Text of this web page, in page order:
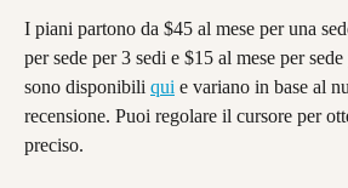
I piani partono da $45 al mese per una
per sede per 3 sedi e $15 al mese per
sono disponibili qui e variano in base al
recensione. Puoi regolare il cursore per
preciso.